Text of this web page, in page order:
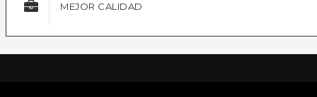
MEJOR CALIDAD